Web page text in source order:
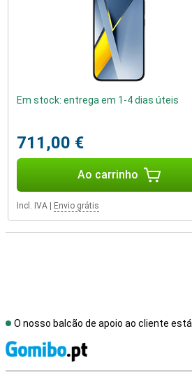
Em stock: entrega em 1-4 dias úteis
711,00 €
Ao carrinho
Incl. IVA Envio grátis
O nosso balcão de apoio ao cliente está